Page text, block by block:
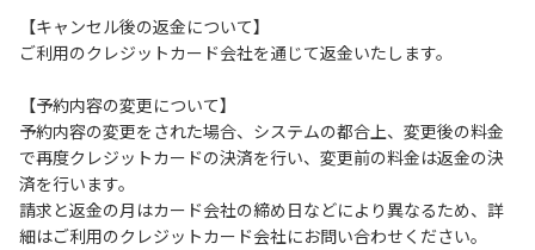
１２.ヴィレッジ場内外灯の消灯時間は21時です。
１.動物（ペット類）の同伴はご遠慮願います。
２.安全管理上、お子様の単独での行動はご遠慮ください。
３.調度品などの持ち出しはしないでください。
４.ご訪問客とのコテージ内での面会はご遠慮願います。
５.テラス、施設内等での花火は禁止です。河原で行う場合は
火の始末の確認、ごみの持ち帰りをお願いします。
【キャンセル後の返金について】
ご利用のクレジットカード会社を通じて返金いたします。
【予約内容の変更について】
予約内容の変更をされた場合、システムの都合上、変更後の料金
で再度クレジットカードの決済を行い、変更前の料金は返金の決
済を行います。
請求と返金の月はカード会社の締め日などにより異なるため、詳
細はご利用のクレジットカード会社にお問い合わせください。